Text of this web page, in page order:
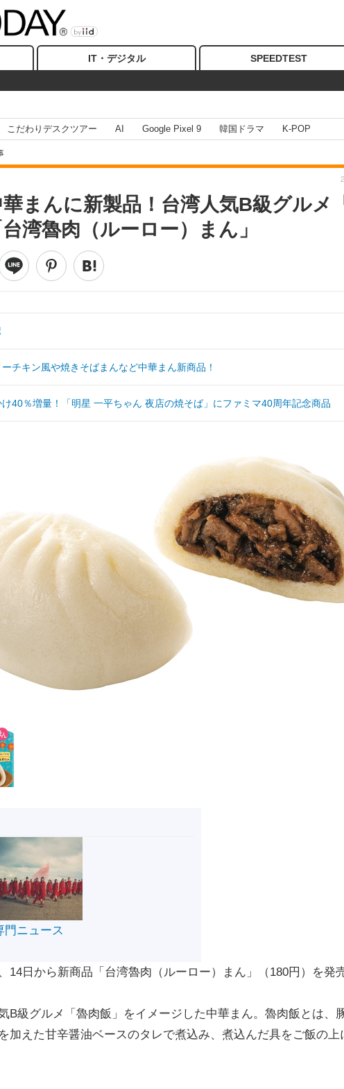
IT・デジタル SPEEDTEST
こだわりデスクツアー AI Google Pixel 9 韓国ドラマ K-POP
まんに新製品！台湾人気B級グルメ
湾魯肉（ルーロー）まん」
チキン風や焼きそばまんなど中華まん新商品！
40％増量！「明星 一平ちゃん 夜店の焼そば」にファミマ40周年記念商品
ニュース
日から新商品「台湾魯肉（ルーロー）まん」（180円）を発売
級グルメ「魯肉飯」をイメージした中華まん。魯肉飯とは、
加えた甘辛醤油ベースのタレで煮込み、煮込んだ具をご飯の上